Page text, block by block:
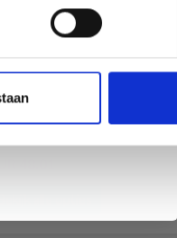
over onze